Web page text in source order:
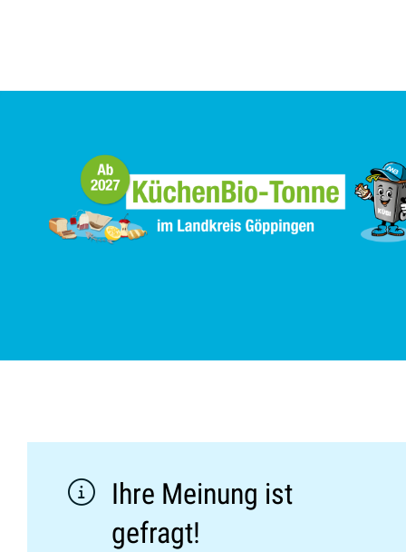
Aktiv gegen Müll
Ihre Meinung ist
gefragt!